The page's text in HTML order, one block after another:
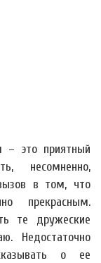
– это приятный
несомненно,
в том, что
прекрасным.
те дружеские
Недостаточно
о ее